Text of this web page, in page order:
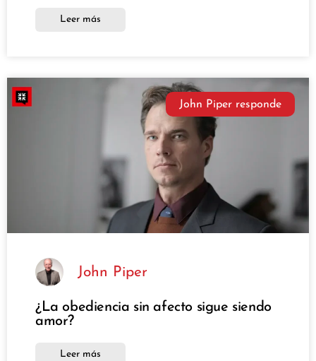
Leer más
John Piper responde
John Piper
¿La obediencia sin afecto sigue siendo
amor?
Leer más